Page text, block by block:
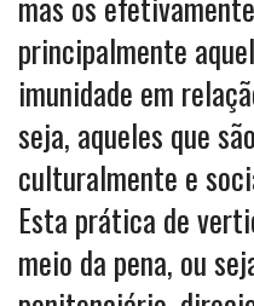
principalmente
imunidade em
seja, aqueles que
culturalmente e
Esta prática de
meio da pena, ou